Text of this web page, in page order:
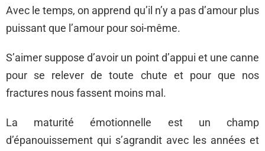
Avec le temps, on apprend qu’il n’y a pas d’amour plus
puissant que l’amour pour soi-même.
S’aimer suppose d’avoir un point d’appui et une canne
pour se relever de toute chute et pour que nos
fractures nous fassent moins mal.
La maturité émotionnelle est un champ
d’épanouissement qui s’agrandit avec les années et